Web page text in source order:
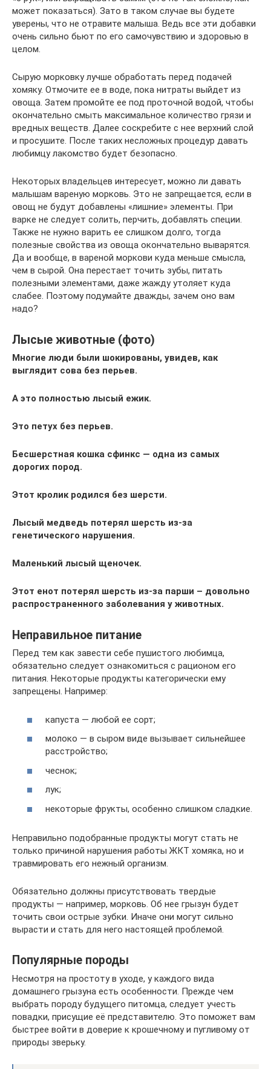
может показаться). Зато в таком случае вы будете
уверены, что не отравите малыша. Ведь все эти добавки
очень сильно бьют по его самочувствию и здоровью в
целом.
Сырую морковку лучше обработать перед подачей
хомяку. Отмочите ее в воде, пока нитраты выйдет из
овоща. Затем промойте ее под проточной водой, чтобы
окончательно смыть максимальное количество грязи и
вредных веществ. Далее соскребите с нее верхний слой
и просушите. После таких несложных процедур давать
любимцу лакомство будет безопасно.
Некоторых владельцев интересует, можно ли давать
малышам вареную морковь. Это не запрещается, если в
овощ не будут добавлены «лишние» элементы. При
варке не следует солить, перчить, добавлять специи.
Также не нужно варить ее слишком долго, тогда
полезные свойства из овоща окончательно выварятся.
Да и вообще, в вареной моркови куда меньше смысла,
чем в сырой. Она перестает точить зубы, питать
полезными элементами, даже жажду утоляет куда
слабее. Поэтому подумайте дважды, зачем оно вам
надо?
Лысые животные (фото)
Многие люди были шокированы, увидев, как
выглядит сова без перьев.
А это полностью лысый ежик.
Это петух без перьев.
Бесшерстная кошка сфинкс — одна из самых
дорогих пород.
Этот кролик родился без шерсти.
Лысый медведь потерял шерсть из-за
генетического нарушения.
Маленький лысый щеночек.
Этот енот потерял шерсть из-за парши – довольно
распространенного заболевания у животных.
Неправильное питание
Перед тем как завести себе пушистого любимца,
обязательно следует ознакомиться с рационом его
питания. Некоторые продукты категорически ему
запрещены. Например:
капуста — любой ее сорт;
молоко — в сыром виде вызывает сильнейшее
расстройство;
чеснок;
лук;
некоторые фрукты, особенно слишком сладкие.
Неправильно подобранные продукты могут стать не
только причиной нарушения работы ЖКТ хомяка, но и
травмировать его нежный организм.
Обязательно должны присутствовать твердые
продукты — например, морковь. Об нее грызун будет
точить свои острые зубки. Иначе они могут сильно
вырасти и стать для него настоящей проблемой.
Популярные породы
Несмотря на простоту в уходе, у каждого вида
домашнего грызуна есть особенности. Прежде чем
выбрать породу будущего питомца, следует учесть
повадки, присущие её представителю. Это поможет вам
быстрее войти в доверие к крошечному и пугливому от
природы зверьку.